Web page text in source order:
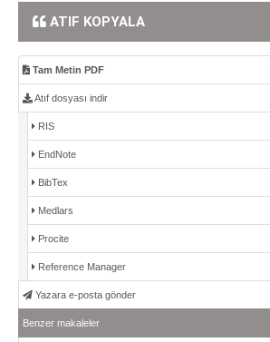
ATIF KOPYALA
Tam Metin PDF
Atıf dosyası indir
RIS
EndNote
BibTex
Medlars
Procite
Reference Manager
Yazara e-posta gönder
Benzer makaleler